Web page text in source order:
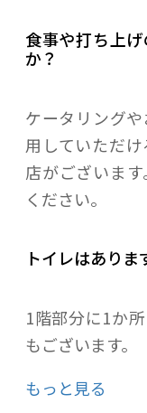
食事や打ち上
か？
ケータリング
用していただ
店がございま
ください。
トイレはありま
1階部分に1か
もございます。
もっと見る